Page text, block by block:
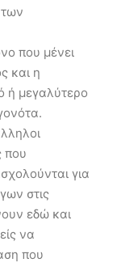
που μένει
και η
ή μεγαλύτερο
που
για
στις
εδώ και
να
που